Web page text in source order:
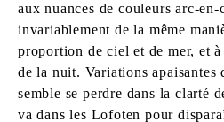
aux nuances de couleurs arc-
invariablement de la même
proportion de ciel et de mer, et
de la nuit. Variations apaisantes
semble se perdre dans la clarté
va dans les Lofoten pour